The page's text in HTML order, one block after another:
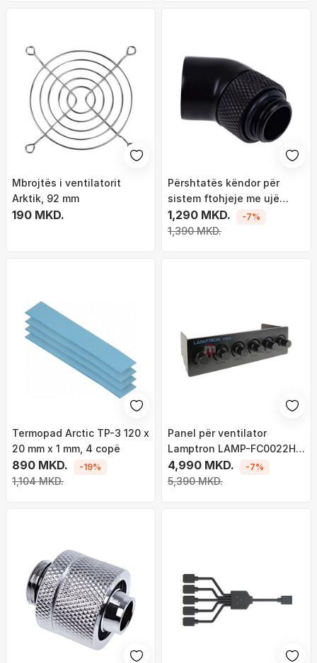
Mbrojtës i ventilatorit
Arktik, 92 mm
190 MKD.
Përshtatës këndor për
sistem ftohjeje me ujë
Alphacool Eiszapfen, 45°,
1/4", i zi
1,290 MKD.
1,390 MKD.
-7%
Termopad Arctic TP-3 120 x
20 mm x 1 mm, 4 copë
890 MKD.
1,104 MKD.
-19%
Panel për ventilator
Lamptron LAMP-FC0022H,
5.25, i zi
4,990 MKD.
5,390 MKD.
-7%